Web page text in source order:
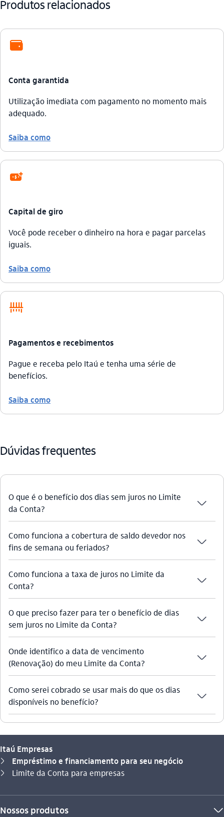
Produtos relacionados
conta_corrente
Conta garantida
Utilização imediata com pagamento no momento mais
adequado.
Saiba como
emprestimo
Capital de giro
Você pode receber o dinheiro na hora e pagar parcelas
iguais.
Saiba como
icon-itaufonts_pagamentos_contas icon
Pagamentos e recebimentos
Pague e receba pelo Itaú e tenha uma série de
benefícios.
Saiba como
Dúvidas frequentes
O que é o benefício dos dias sem juros no Limite
da Conta?
seta_baixo
Como funciona a cobertura de saldo devedor nos
fins de semana ou feriados?
seta_baixo
Como funciona a taxa de juros no Limite da
Conta?
seta_baixo
O que preciso fazer para ter o benefício de dias
sem juros no Limite da Conta?
seta_baixo
Onde identifico a data de vencimento
(Renovação) do meu Limite da Conta?
seta_baixo
Como serei cobrado se usar mais do que os dias
disponíveis no benefício?
seta_baixo
Itaú Empresas
seta_direita Empréstimo e financiamento para seu negócio
seta_direita
Você está aqui:
Limite da Conta para empresas
Nossos produtos seta_baixo